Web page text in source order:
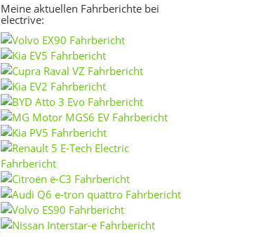
Meine aktuellen Fahrberichte bei
electrive: